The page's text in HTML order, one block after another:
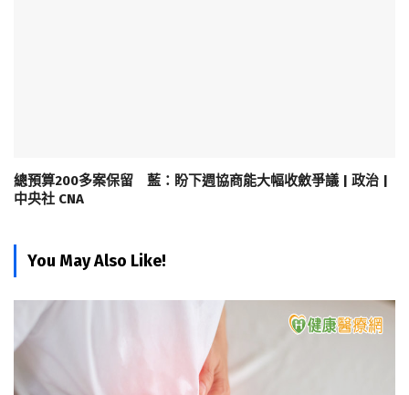
總預算200多案保留 藍：盼下週協商能大幅收斂爭議 | 政治 |
中央社 CNA
You May Also Like!